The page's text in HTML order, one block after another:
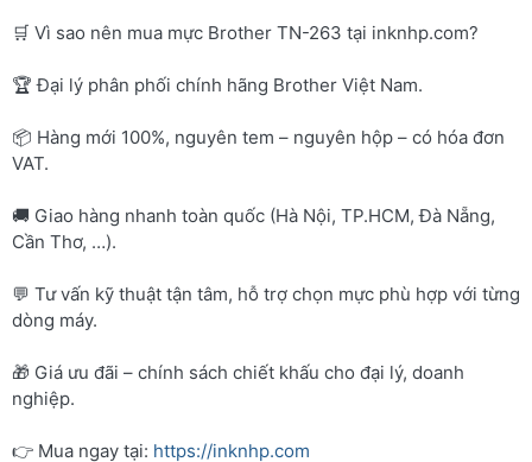
🛒 Vì sao nên mua mực Brother TN-263 tại inknhp.com?
🏆 Đại lý phân phối chính hãng Brother Việt Nam.
📦 Hàng mới 100%, nguyên tem – nguyên hộp – có hóa đơn
VAT.
🚚 Giao hàng nhanh toàn quốc (Hà Nội, TP.HCM, Đà Nẵng,
Cần Thơ, …).
💬 Tư vấn kỹ thuật tận tâm, hỗ trợ chọn mực phù hợp với từng
dòng máy.
🎁 Giá ưu đãi – chính sách chiết khấu cho đại lý, doanh
nghiệp.
👉 Mua ngay tại: https://inknhp.com